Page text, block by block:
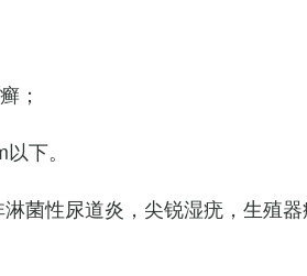
；
下。
菌性尿道炎，尖锐湿疣，生殖